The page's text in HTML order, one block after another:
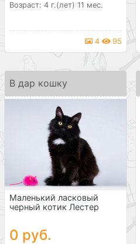
Возраст: 4 г.(лет) 11 мес.
4 95
В дар кошку
Маленький ласковый
черный котик Лестер
0 руб.